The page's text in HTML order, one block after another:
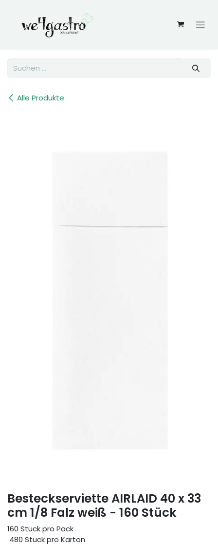
Alle Produkte
Besteckserviette AIRLAID 40 x 33
cm 1/8 Falz weiß - 160 Stück
160 Stück pro Pack
480 Stück pro Karton